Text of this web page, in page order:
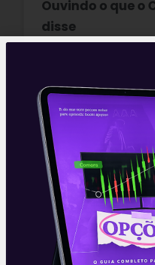
Ouvindo o que o
disse
unânimes dos investidores
Selic em
READ MORE »
06/08/2026 Nenhum
Multiplan
crescimento